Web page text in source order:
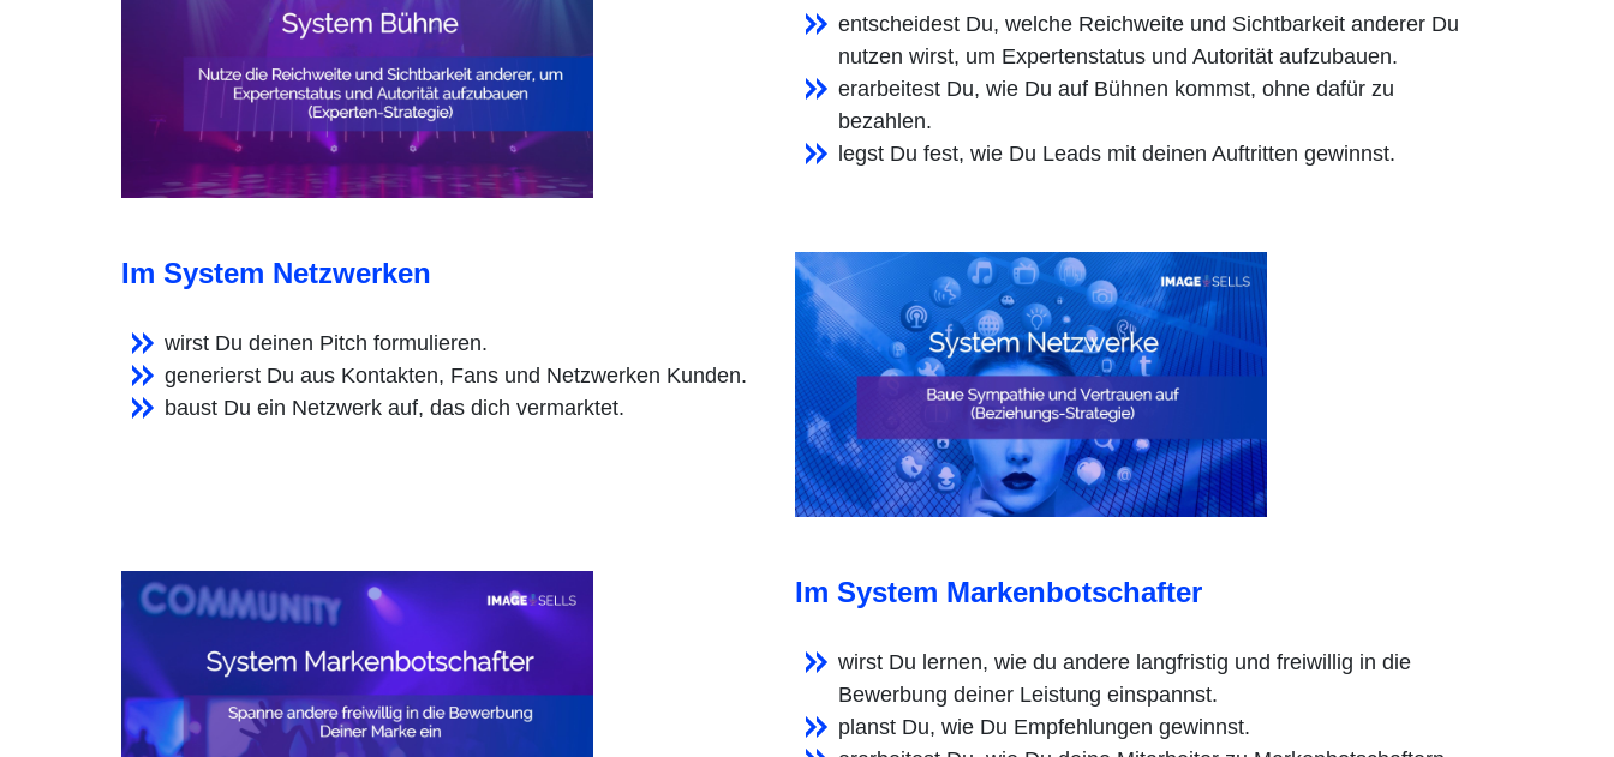
entscheidest Du, welche Reichweite und Sichtbarkeit anderer Du
nutzen wirst, um Expertenstatus und Autorität aufzubauen.
erarbeitest Du, wie Du auf Bühnen kommst, ohne dafür zu
bezahlen.
legst Du fest, wie Du Leads mit deinen Auftritten gewinnst.
Im System Netzwerken
wirst Du deinen Pitch formulieren.
generierst Du aus Kontakten, Fans und Netzwerken Kunden.
baust Du ein Netzwerk auf, das dich vermarktet.
Im System Markenbotschafter
wirst Du lernen, wie du andere langfristig und freiwillig in die
Bewerbung deiner Leistung einspannst.
planst Du, wie Du Empfehlungen gewinnst.